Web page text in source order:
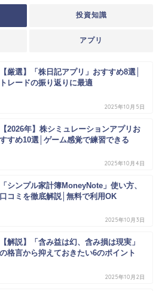
投資知識
アプリ
【厳選】「株日記アプリ」おすすめ8選│
トレードの振り返りに最適
2025年10月5日
【2026年】株シミュレーションアプリお
すすめ10選│ゲーム感覚で練習できる
2025年10月4日
「シンプル家計簿MoneyNote」使い方、
口コミを徹底解説│無料で利用OK
2025年10月3日
【解説】「含み益は幻、含み損は現実」
の格言から抑えておきたい6のポイント
2025年10月2日